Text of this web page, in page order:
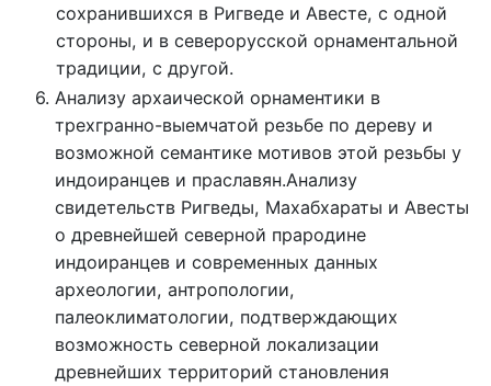
сохранившихся в Ригведе и Авесте, с одной
стороны, и в северорусской орнаментальной
традиции, с другой.
Анализу архаической орнаментики в
трехгранно-выемчатой резьбе по дереву и
возможной семантике мотивов этой резьбы у
индоиранцев и праславян.Анализу
свидетельств Ригведы, Махабхараты и Авесты
о древнейшей северной прародине
индоиранцев и современных данных
археологии, антропологии,
палеоклиматологии, подтверждающих
возможность северной локализации
древнейших территорий становления